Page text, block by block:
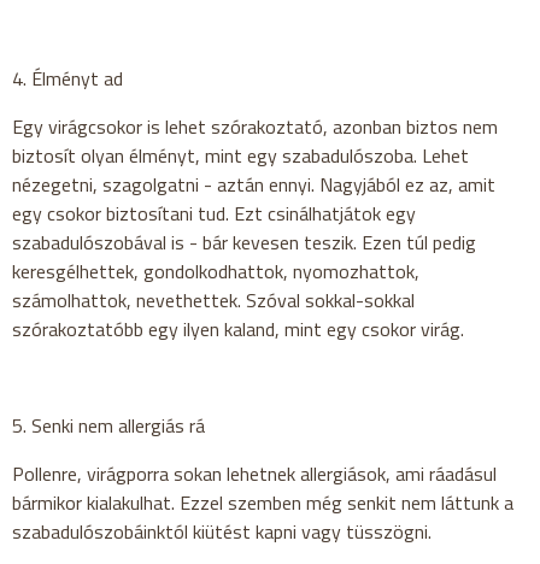
4. Élményt ad
Egy virágcsokor is lehet szórakoztató, azonban biztos nem
biztosít olyan élményt, mint egy szabadulószoba. Lehet
nézegetni, szagolgatni - aztán ennyi. Nagyjából ez az, amit
egy csokor biztosítani tud. Ezt csinálhatjátok egy
szabadulószobával is - bár kevesen teszik. Ezen túl pedig
keresgélhettek, gondolkodhattok, nyomozhattok,
számolhattok, nevethettek. Szóval sokkal-sokkal
szórakoztatóbb egy ilyen kaland, mint egy csokor virág.
5. Senki nem allergiás rá
Pollenre, virágporra sokan lehetnek allergiások, ami ráadásul
bármikor kialakulhat. Ezzel szemben még senkit nem láttunk a
szabadulószobáinktól kiütést kapni vagy tüsszögni.